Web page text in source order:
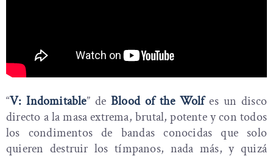
“V: Indomitable” deBlood of the Wolfes un disco
directo a la masa extrema, brutal, potente y con todos
los condimentos de bandas conocidas que solo
quieren destruir los tímpanos, nada más, y quizá